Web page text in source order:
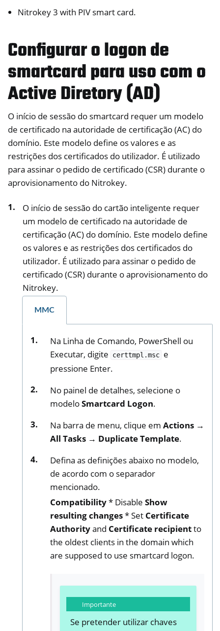
navigation of Software
Nitrokey 3 with PIV smart card.
Configurar o logon de
smartcard para uso com o
Active Diretory (AD)
O início de sessão do smartcard requer um modelo
de certificado na autoridade de certificação (AC) do
domínio. Este modelo define os valores e as
restrições dos certificados do utilizador. É utilizado
para assinar o pedido de certificado (CSR) durante o
aprovisionamento do Nitrokey.
O início de sessão do cartão inteligente requer
um modelo de certificado na autoridade de
certificação (AC) do domínio. Este modelo define
os valores e as restrições dos certificados do
utilizador. É utilizado para assinar o pedido de
certificado (CSR) durante o aprovisionamento do
Nitrokey.
MMC
Na Linha de Comando, PowerShell ou
Executar, digite
certtmpl.msc e
pressione Enter.
No painel de detalhes, selecione o
modeloSmartcard Logon.
Na barra de menu, clique em Actions →
All Tasks → Duplicate Template.
Defina as definições abaixo no modelo,
de acordo com o separador
mencionado.
Compatibility* Disable Show
resulting changes* Set Certificate
Authorityand Certificate recipientto
the oldest clients in the domain which
are supposed to use smartcard logon.
Importante
Se pretender utilizar chaves